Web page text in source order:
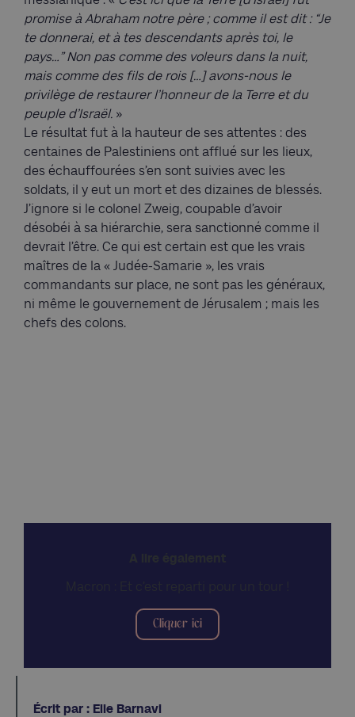
promise à Abraham notre père ; comme il est dit : “Je
te donnerai, et à tes descendants après toi, le
pays…” Non pas comme des voleurs dans la nuit,
mais comme des fils de rois […] avons-nous le
privilège de restaurer l’honneur de la Terre et du
peuple d’Israël. »
Le résultat fut à la hauteur de ses attentes : des
centaines de Palestiniens ont afflué sur les lieux,
des échauffourées s’en sont suivies avec les
soldats, il y eut un mort et des dizaines de blessés.
J’ignore si le colonel Zweig, coupable d’avoir
désobéi à sa hiérarchie, sera sanctionné comme il
devrait l’être. Ce qui est certain est que les vrais
maîtres de la « Judée-Samarie », les vrais
commandants sur place, ne sont pas les généraux,
ni même le gouvernement de Jérusalem ; mais les
chefs des colons.
Cliquer ici
Écrit par : Elie Barnavi